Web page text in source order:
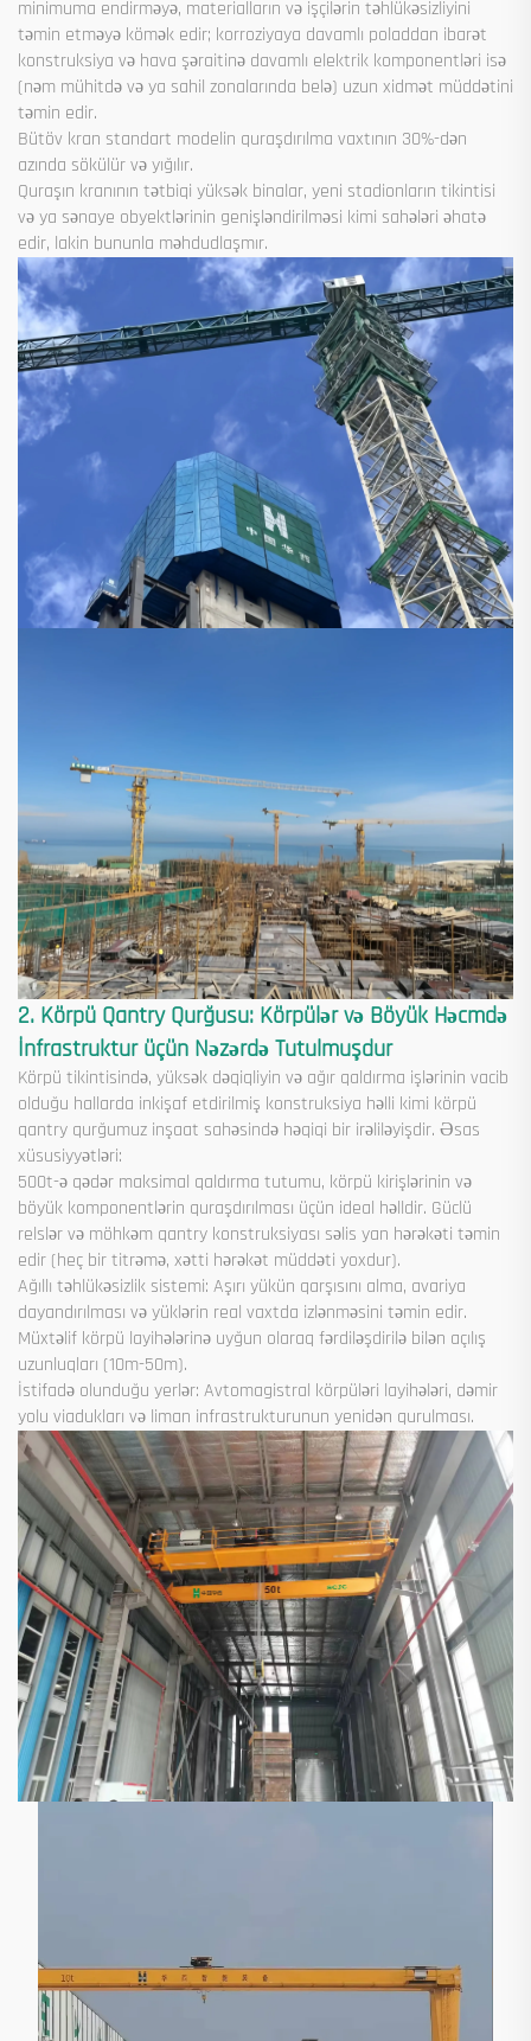
minimuma endirməyə, materialların və işçilərin təhlükəsizliyini
təmin etməyə kömək edir; korroziyaya davamlı poladdan ibarət
konstruksiya və hava şəraitinə davamlı elektrik komponentləri isə
(nəm mühitdə və ya sahil zonalarında belə) uzun xidmət müddətini
təmin edir.
Bütöv kran standart modelin quraşdırılma vaxtının 30%-dən
azında sökülür və yığılır.
Quraşın kranının tətbiqi yüksək binalar, yeni stadionların tikintisi
və ya sənaye obyektlərinin genişləndirilməsi kimi sahələri əhatə
edir, lakin bununla məhdudlaşmır.
2. Körpü Qantry Qurğusu: Körpülər və Böyük Həcmdə
İnfrastruktur üçün Nəzərdə Tutulmuşdur
Körpü tikintisində, yüksək dəqiqliyin və ağır qaldırma işlərinin vacib
olduğu hallarda inkişaf etdirilmiş konstruksiya həlli kimi körpü
qantry qurğumuz inşaat sahəsində həqiqi bir irəliləyişdir. Əsas
xüsusiyyətləri:
500t-ə qədər maksimal qaldırma tutumu, körpü kirişlərinin və
böyük komponentlərin quraşdırılması üçün ideal həlldir. Güclü
relslər və möhkəm qantry konstruksiyası səlis yan hərəkəti təmin
edir (heç bir titrəmə, xətti hərəkət müddəti yoxdur).
Ağıllı təhlükəsizlik sistemi: Aşırı yükün qarşısını alma, avariya
dayandırılması və yüklərin real vaxtda izlənməsini təmin edir.
Müxtəlif körpü layihələrinə uyğun olaraq fərdiləşdirilə bilən açılış
uzunluqları (10m-50m).
İstifadə olunduğu yerlər: Avtomagistral körpüləri layihələri, dəmir
yolu viadukları və liman infrastrukturunun yenidən qurulması.